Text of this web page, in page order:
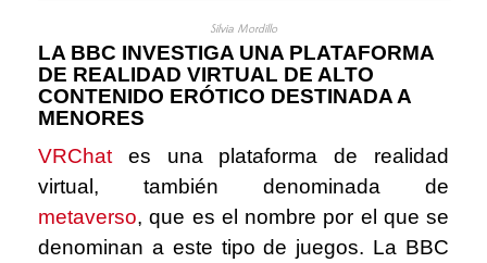
Silvia Mordillo
LA BBC INVESTIGA UNA PLATAFORMA
DE REALIDAD VIRTUAL DE ALTO
CONTENIDO ERÓTICO DESTINADA A
MENORES
VRChat
es una plataforma de realidad
virtual, también denominada de
metaverso,que es el nombre por el que se
denominan a este tipo de juegos. La BBC